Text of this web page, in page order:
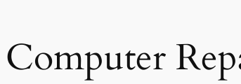
Computer